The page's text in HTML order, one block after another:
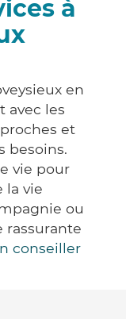
à
en
avec les
et
besoins.
vie pour
la vie
ou
rassurante
conseiller